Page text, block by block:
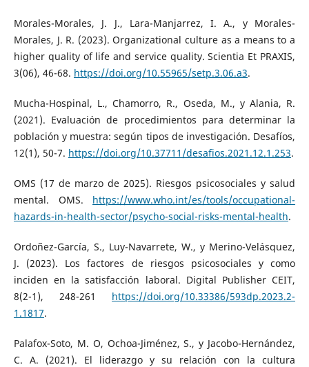
Morales-Morales, J. J., Lara-Manjarrez, I. A., y Morales-
Morales, J. R. (2023). Organizational culture as a means to a
higher quality of life and service quality. Scientia Et PRAXIS,
3(06), 46-68. https://doi.org/10.55965/setp.3.06.a3.
Mucha-Hospinal, L., Chamorro, R., Oseda, M., y Alania, R.
(2021). Evaluación de procedimientos para determinar la
población y muestra: según tipos de investigación. Desafíos,
12(1), 50-7. https://doi.org/10.37711/desafios.2021.12.1.253.
OMS (17 de marzo de 2025). Riesgos psicosociales y salud
mental. OMS. https://www.who.int/es/tools/occupational-
hazards-in-health-sector/psycho-social-risks-mental-health.
Ordoñez-García, S., Luy-Navarrete, W., y Merino-Velásquez,
J. (2023). Los factores de riesgos psicosociales y como
inciden en la satisfacción laboral. Digital Publisher CEIT,
8(2-1), 248-261 https://doi.org/10.33386/593dp.2023.2-
1.1817.
Palafox-Soto, M. O, Ochoa-Jiménez, S., y Jacobo-Hernández,
C. A. (2021). El liderazgo y su relación con la cultura